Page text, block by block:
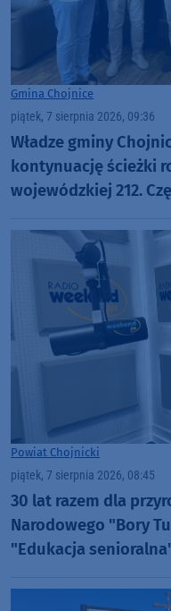
Gmina Chojnice
piątek, 7 sierpnia 2026, 09:36
Władze gminy
kontynuację ścieżki
wojewódzkiej 212.
Powiat Chojnicki
piątek, 7 sierpnia 2026, 08:45
30 lat razem dla
Narodowego "Bory
"Edukacja